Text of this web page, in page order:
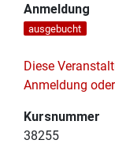
Anmeldung
ausgebucht
Diese
Anmeldung
Kursnummer
38255